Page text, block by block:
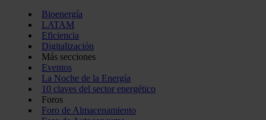
Bioenergía
LATAM
Eficiencia
Digitalización
Más secciones
Eventos
La Noche de la Energía
10 claves del sector energético
Foros
Foro de Almacenamiento